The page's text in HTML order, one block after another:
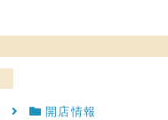
開店情報